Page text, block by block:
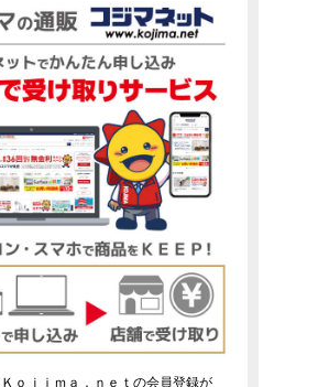
ｏｊｉｍａ．ｎｅｔの会員登録が